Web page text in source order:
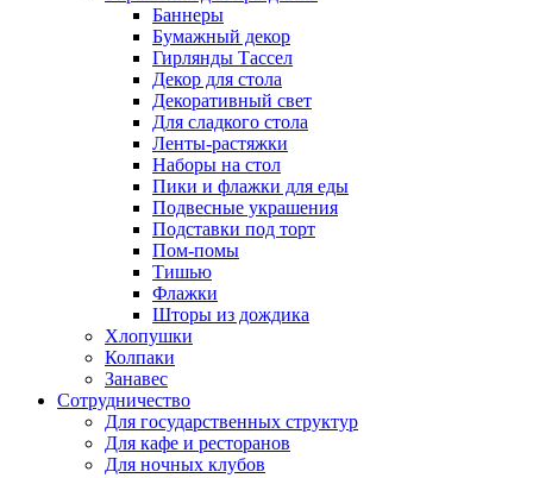
Баннеры
Бумажный декор
Гирлянды Тассел
Декор для стола
Декоративный свет
Для сладкого стола
Ленты-растяжки
Наборы на стол
Пики и флажки для еды
Подвесные украшения
Подставки под торт
Пом-помы
Тишью
Флажки
Шторы из дождика
Хлопушки
Колпаки
Занавес
Сотрудничество
Для государственных структур
Для кафе и ресторанов
Для ночных клубов